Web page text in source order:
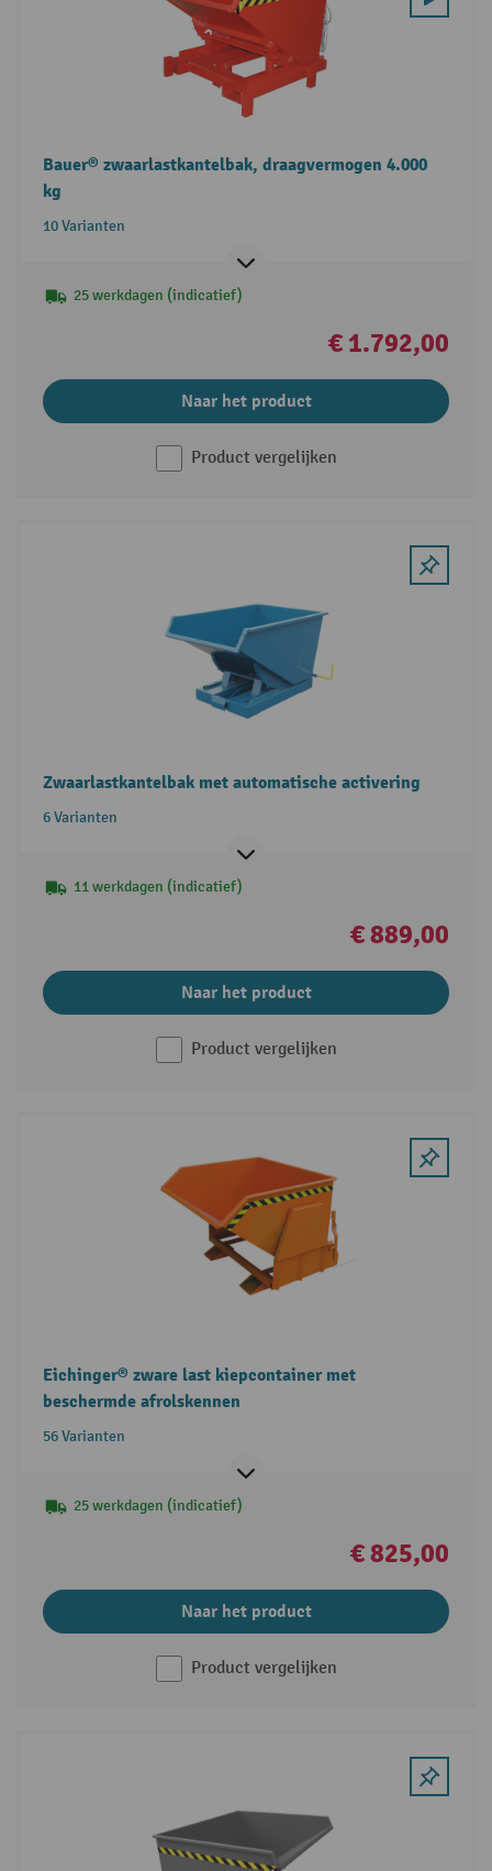
Bauer® zwaarlastkantelbak, draagvermogen 4.000
kg
10 Varianten
25 werkdagen (indicatief)
€ 1.792,00
Naar het product
Product vergelijken
Zwaarlastkantelbak met automatische activering
6 Varianten
11 werkdagen (indicatief)
€ 889,00
Naar het product
Product vergelijken
Eichinger® zware last kiepcontainer met
beschermde afrolskennen
56 Varianten
25 werkdagen (indicatief)
€ 825,00
Naar het product
Product vergelijken